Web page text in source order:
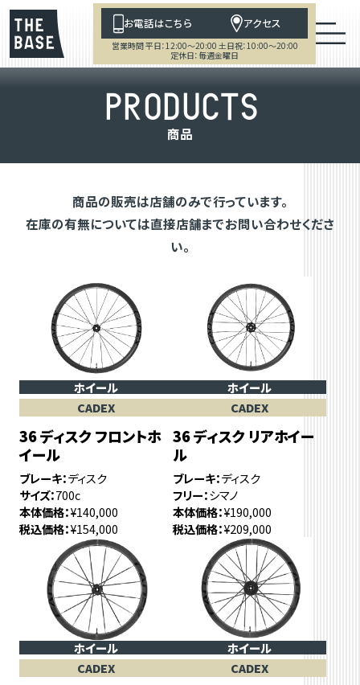
お電話はこちら アクセス
営業時間 平日：12:00～20:00 土日祝：10:00～20:00
定休日：毎週金曜日
PRODUCTS
商品
商品の販売は店舗のみで行っています。
在庫の有無については直接店舗までお問い合わせくださ
い。
ホイール
CADEX
36 ディスク フロントホ
イール
ブレーキ ディスク
サイズ 700c
本体価格 ¥140,000
税込価格 ¥154,000
ホイール
CADEX
36 ディスク リアホイー
ル
ブレーキ ディスク
フリー シマノ
本体価格 ¥190,000
税込価格 ¥209,000
ホイール
CADEX
ホイール
CADEX